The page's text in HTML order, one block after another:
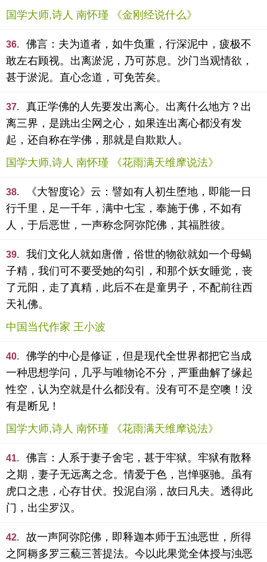
国学大师,诗人 南怀瑾 《金刚经说什么》
36.
佛言：夫为道者，如牛负重，行深泥中，疲极不
敢左右顾视。出离淤泥，乃可苏息。沙门当观情欲，
甚于淤泥。直心念道，可免苦矣。
37.
真正学佛的人先要发出离心。出离什么地方？出
离三界，是跳出尘网之心，如果连出离心都没有发
起，还自称在学佛，那就是自欺欺人。
国学大师,诗人 南怀瑾 《花雨满天维摩说法》
38.
《大智度论》云：譬如有人初生堕地，即能一日
行千里，足一千年，满中七宝，奉施于佛，不如有
人，于后恶世，一声称念阿弥陀佛，其福胜彼。
39.
我们文化人就如唐僧，俗世的物欲就如一个母蝎
子精，我们可不要受她的勾引，和那个妖女睡觉，丧
了元阳，走了真精，此后不在是童男子，不配前往西
天礼佛。
中国当代作家 王小波
40.
佛学的中心是修证，但是现代全世界都把它当成
一种思想学问，几乎与唯物论不分，严重曲解了缘起
性空，认为空就是什么都没有。没有可不是空噢！没
有是断见！
国学大师,诗人 南怀瑾 《花雨满天维摩说法》
41.
佛言：人系于妻子舍宅，甚于牢狱。牢狱有散释
之期，妻子无远离之念。情爱于色，岂惮驱驰。虽有
虎口之患，心存甘伏。投泥自溺，故曰凡夫。透得此
门，出尘罗汉。
42.
故一声阿弥陀佛，即释迦本师于五浊恶世，所得
之阿耨多罗三藐三菩提法。今以此果觉全体授与浊恶